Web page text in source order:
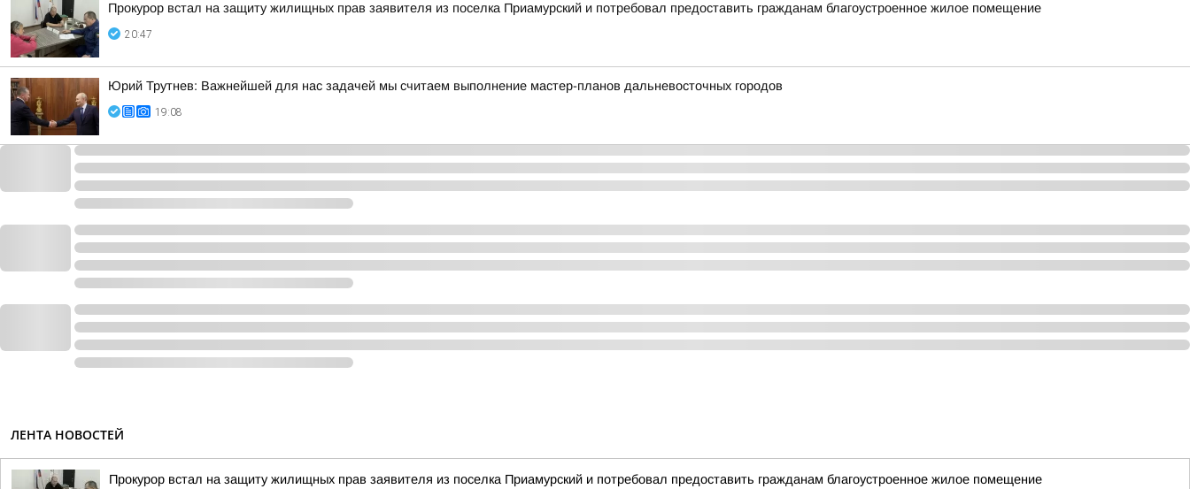
Прокурор встал на защиту жилищных прав заявителя из поселка Приамурский и потребовал предоставить гражданам благоустроенное жилое помещение
20:47
Юрий Трутнев: Важнейшей для нас задачей мы считаем выполнение мастер-планов дальневосточных городов
19:08
ЛЕНТА НОВОСТЕЙ
Прокурор встал на защиту жилищных прав заявителя из поселка Приамурский и потребовал предоставить гражданам благоустроенное жилое помещение